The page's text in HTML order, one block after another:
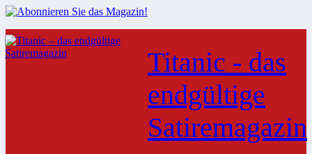
Zum
Inhalt
springen
Titanic - das
endgültige
Satiremagazin